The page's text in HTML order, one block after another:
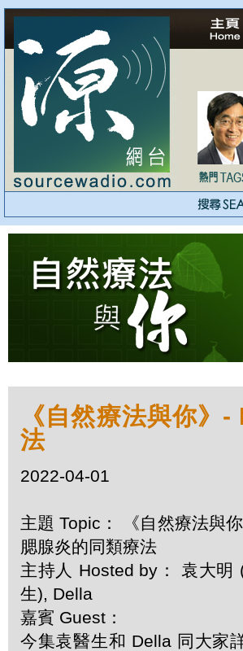
《自然療法與你》
法
2022-04-01
主題 Topic： 《自然療法與
腮腺炎的同類療法
主持人 Hosted by： 袁大明
生), Della
嘉賓 Guest：
今集袁醫生和 Della 同大家